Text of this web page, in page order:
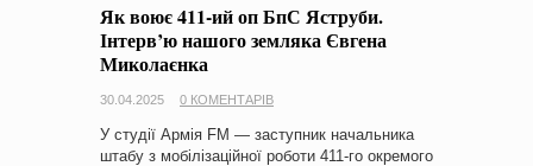
Як воює 411-ий оп БпС Яструби.
Інтерв’ю нашого земляка Євгена
Миколаєнка
30.04.2025 0 КОМЕНТАРІВ
У студії Армія FM — заступник начальника
штабу з мобілізаційної роботи 411-го окремого